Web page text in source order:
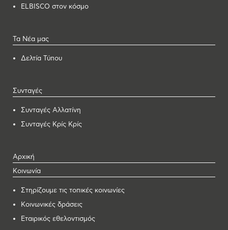
ELBISCO στον κόσμο
Τα Νέα μας
Δελτία Τύπου
Συνταγές
Συνταγές Αλλατίνη
Συνταγές Κρίς Κρίς
Αρχική
Κοινωνία
Στηρίζουμε τις τοπικές κοινωνίες
Κοινωνικές δράσεις
Εταιρικός εθελοντισμός